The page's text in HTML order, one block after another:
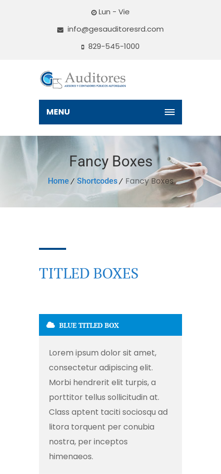
Lun - Vie
info@gesauditoresrd.com
829-545-1000
MENU
Fancy Boxes
Home Shortcodes Fancy Boxes
TITLED BOXES
BLUE TITLED BOX
Lorem ipsum dolor sit amet,
consectetur adipiscing elit.
Morbi hendrerit elit turpis, a
porttitor tellus sollicitudin at.
Class aptent taciti sociosqu ad
litora torquent per conubia
nostra, per inceptos
himenaeos.